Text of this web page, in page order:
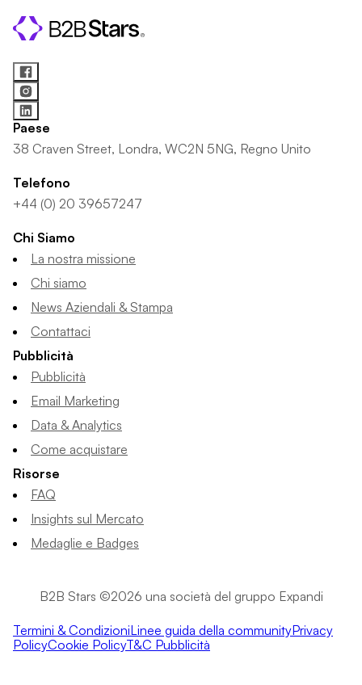
Paese
38 Craven Street, Londra, WC2N 5NG, Regno Unito
Telefono
+44 (0) 20 39657247
Chi Siamo
La nostra missione
Chi siamo
News Aziendali & Stampa
Contattaci
Pubblicità
Pubblicità
Email Marketing
Data & Analytics
Come acquistare
Risorse
FAQ
Insights sul Mercato
Medaglie e Badges
B2B Stars ©2026 una società del gruppo Expandi
Termini & CondizioniLinee guida della communityPrivacy
PolicyCookie PolicyT&C Pubblicità